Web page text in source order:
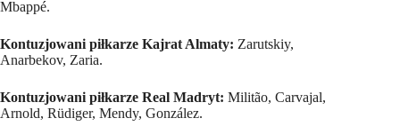
Mbappé.
Kontuzjowani piłkarze Kajrat Almaty: Zarutskiy,
Anarbekov, Zaria.
Kontuzjowani piłkarze Real Madryt: Militão, Carvajal,
Arnold, Rüdiger, Mendy, González.